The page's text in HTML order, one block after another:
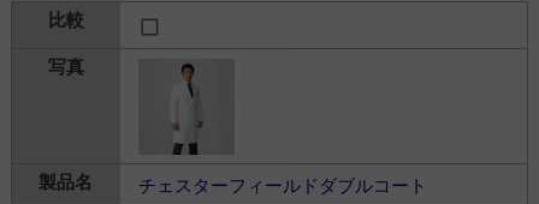
チェスターフィールドダブルコート